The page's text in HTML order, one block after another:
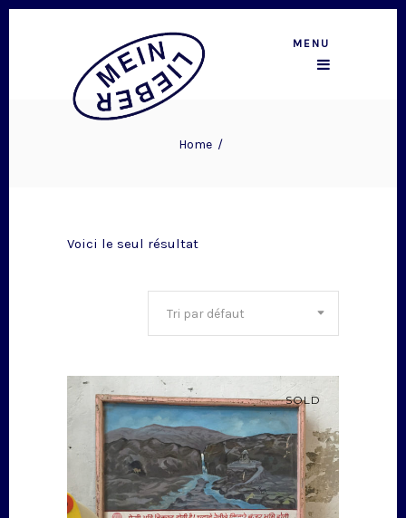
MENU
Home/
Voici le seul résultat
Tri par défaut
SOLD